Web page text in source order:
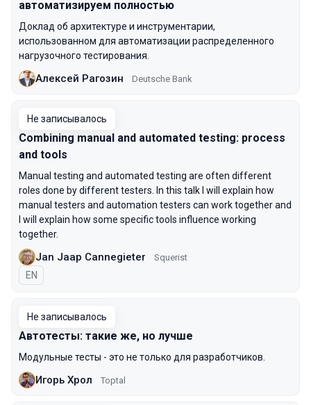
автоматизируем полностью
Доклад об архитектуре и инструментарии,
использованном для автоматизации распределенного
нагрузочного тестирования.
Алексей Рагозин Deutsche Bank
Не записывалось
Combining manual and automated testing: process
and tools
Manual testing and automated testing are often different
roles done by different testers. In this talk I will explain how
manual testers and automation testers can work together and
I will explain how some specific tools influence working
together.
Jan Jaap Cannegieter Squerist
На английском языке
EN
Не записывалось
Автотесты: такие же, но лучше
Модульные тесты - это не только для разработчиков.
Игорь Хрол Toptal